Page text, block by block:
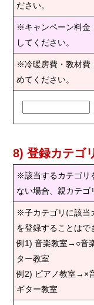
ださい。
※キャンペーン料金
してください。
※冷暖房費・教材費
めてください。
8) 登録カテゴ
※該当するカテゴリ
ない場合、親カテゴ
※子カテゴリに該当
を登録することはで
例1) 音楽教室→○音
ター教室
例2) ピアノ教室→×
ギター教室